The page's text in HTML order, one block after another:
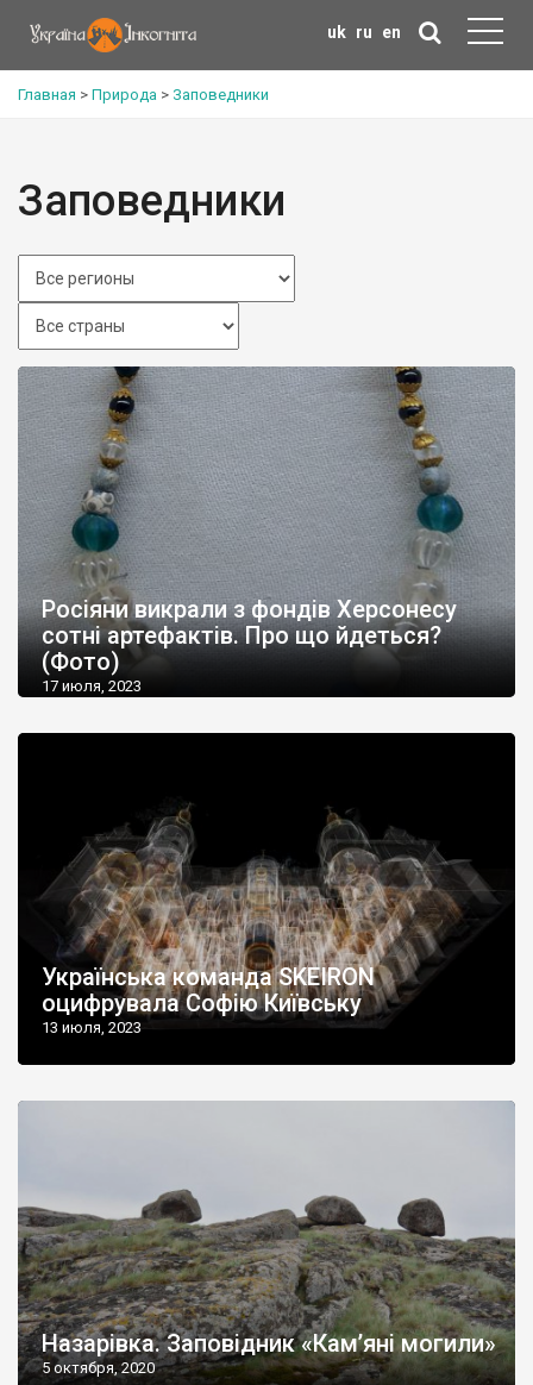
uk ru en
Главная > Природа > Заповедники
Заповедники
Росіяни викрали з фондів Херсонесу
сотні артефактів. Про що йдеться?
(Фото)
17 июля, 2023
Українська команда SKEIRON
оцифрувала Софію Київську
13 июля, 2023
Назарівка. Заповідник «Кам’яні могили»
5 октября, 2020